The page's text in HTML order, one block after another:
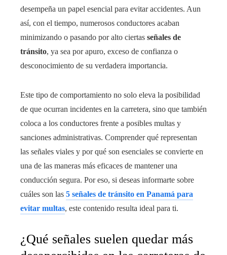
desempeña un papel esencial para evitar accidentes. Aun
así, con el tiempo, numerosos conductores acaban
minimizando o pasando por alto ciertas señales de
tránsito, ya sea por apuro, exceso de confianza o
desconocimiento de su verdadera importancia.
Este tipo de comportamiento no solo eleva la posibilidad
de que ocurran incidentes en la carretera, sino que también
coloca a los conductores frente a posibles multas y
sanciones administrativas. Comprender qué representan
las señales viales y por qué son esenciales se convierte en
una de las maneras más eficaces de mantener una
conducción segura. Por eso, si deseas informarte sobre
cuáles son las 5 señales de tránsito en Panamá para
evitar multas, este contenido resulta ideal para ti.
¿Qué señales suelen quedar más